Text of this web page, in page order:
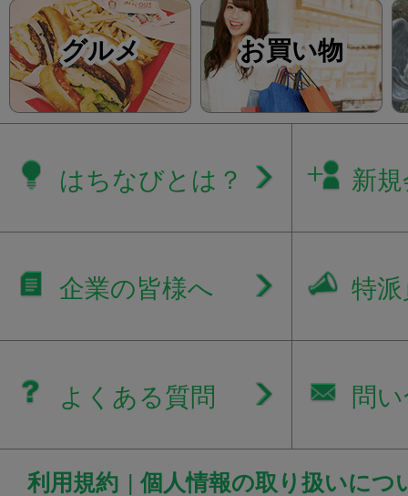
グルメ お買い物
はちなびとは？ 新
企業の皆様へ 特
よくある質問 問
利用規約 | 個人情報の取り扱いにつ